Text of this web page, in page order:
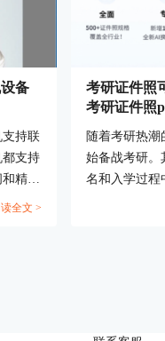
备
持联
支持
和精
些品
全文 >
考研证件照
考研证件照
随着考研热
始备战考研。
名和入学过程
生都在考虑